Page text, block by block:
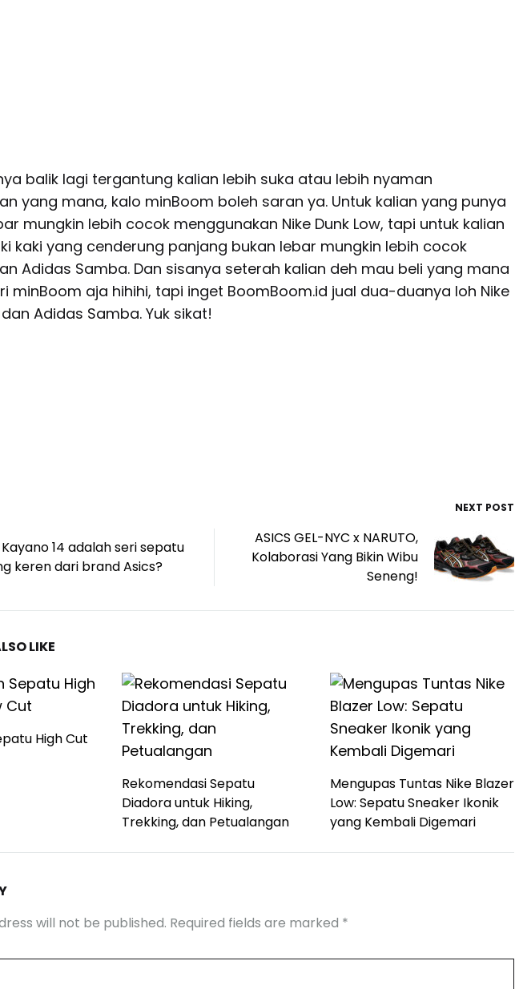
balik lagi tergantung kalian lebih suka atau lebih nyaman
yang mana, kalo minBoom boleh saran ya. Untuk kalian yang punya
mungkin lebih cocok menggunakan Nike Dunk Low, tapi untuk kalian
kaki yang cenderung panjang bukan lebar mungkin lebih cocok
Adidas Samba. Dan sisanya seterah kalian deh mau beli yang mana
minBoom aja hihihi, tapi inget BoomBoom.id jual dua-duanya loh Nike
Adidas Samba. Yuk sikat!
NEXT POST
14 adalah seri sepatu
keren dari brand Asics?
ASICS GEL-NYC x NARUTO,
Kolaborasi Yang Bikin Wibu
Seneng!
LIKE
High Cut
Rekomendasi Sepatu
Diadora untuk Hiking,
Trekking, dan Petualangan
Mengupas Tuntas Nike Blazer
Low: Sepatu Sneaker Ikonik
yang Kembali Digemari
will not be published. Required fields are marked *